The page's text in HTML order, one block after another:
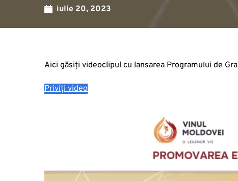
iulie 20, 2023
Aici găsiți videoclipul cu lansarea Programului de
Priviți video